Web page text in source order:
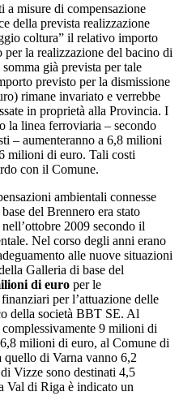
a misure di compensazione
della prevista realizzazione
coltura” il relativo importo
per la realizzazione del bacino di
già prevista per tale
previsto per la dismissione
rimane invariato e verrebbe
in proprietà alla Provincia. I
la linea ferroviaria – secondo
– aumenteranno a 6,8 milioni
milioni di euro. Tali costi
con il Comune.
ambientali connesse
del Brennero era stato
2009 secondo il
Nel corso degli anni erano
alle nuove situazioni
Galleria di base del
di euro per le
per l’attuazione delle
della società BBT SE. Al
9 milioni di
milioni di euro, al Comune di
di Varna vanno 6,2
Vizze sono destinati 4,5
Val di Riga è indicato un